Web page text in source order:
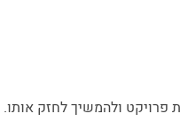
פרויקט ולהמשיך לחזק אותו.